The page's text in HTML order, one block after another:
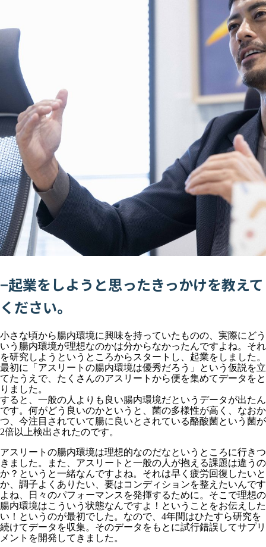
−起業をしようと思ったきっかけを教えて
ください。
小さな頃から腸内環境に興味を持っていたものの、実際にどう
いう腸内環境が理想なのかは分からなかったんですよね。それ
を研究しようというところからスタートし、起業をしました。
最初に「アスリートの腸内環境は優秀だろう」という仮説を立
てたうえで、たくさんのアスリートから便を集めてデータをと
りました。
すると、一般の人よりも良い腸内環境だというデータが出たん
です。何がどう良いのかというと、菌の多様性が高く、なおか
つ、今注目されていて腸に良いとされている酪酸菌という菌が
2倍以上検出されたのです。
アスリートの腸内環境は理想的なのだなというところに行きつ
きました。また、アスリートと一般の人が抱える課題は違うの
か？というと一緒なんですよね。それは早く疲労回復したいと
か、調子よくありたい、要はコンディションを整えたいんです
よね、日々のパフォーマンスを発揮するために。そこで理想の
腸内環境はこういう状態なんですよ！ということをお伝えした
い！というのが最初でした。なので、4年間はひたすら研究を
続けてデータを収集。そのデータをもとに試行錯誤してサプリ
メントを開発してきました。